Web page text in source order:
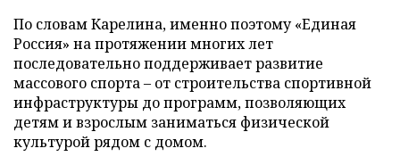
По словам Карелина, именно поэтому «Единая
Россия» на протяжении многих лет
последовательно поддерживает развитие
массового спорта – от строительства спортивной
инфраструктуры до программ, позволяющих
детям и взрослым заниматься физической
культурой рядом с домом.